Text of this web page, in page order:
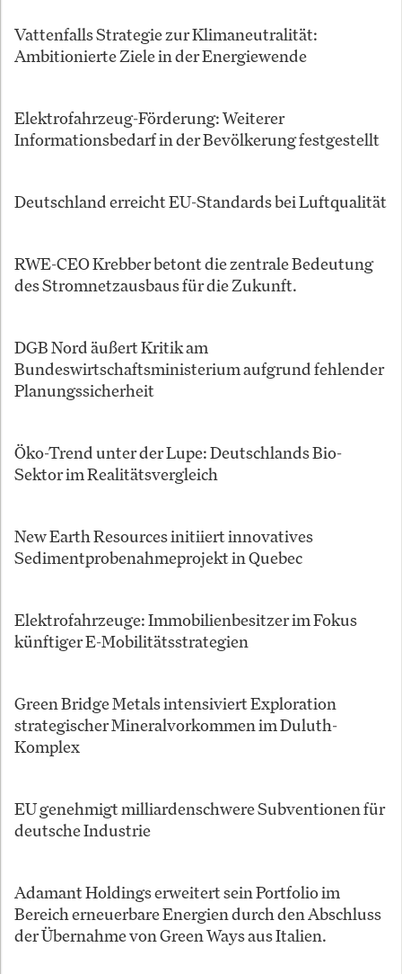
Vattenfalls Strategie zur Klimaneutralität:
Ambitionierte Ziele in der Energiewende
Elektrofahrzeug-Förderung: Weiterer
Informationsbedarf in der Bevölkerung festgestellt
Deutschland erreicht EU-Standards bei Luftqualität
RWE-CEO Krebber betont die zentrale Bedeutung
des Stromnetzausbaus für die Zukunft.
DGB Nord äußert Kritik am
Bundeswirtschaftsministerium aufgrund fehlender
Planungssicherheit
Öko-Trend unter der Lupe: Deutschlands Bio-
Sektor im Realitätsvergleich
New Earth Resources initiiert innovatives
Sedimentprobenahmeprojekt in Quebec
Elektrofahrzeuge: Immobilienbesitzer im Fokus
künftiger E-Mobilitätsstrategien
Green Bridge Metals intensiviert Exploration
strategischer Mineralvorkommen im Duluth-
Komplex
EU genehmigt milliardenschwere Subventionen für
deutsche Industrie
Adamant Holdings erweitert sein Portfolio im
Bereich erneuerbare Energien durch den Abschluss
der Übernahme von Green Ways aus Italien.